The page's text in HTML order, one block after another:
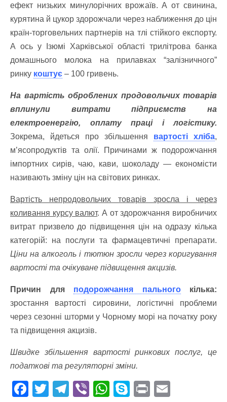
ефект низьких минулорічних врожаїв. А от свинина,
курятина й цукор здорожчали через наближення до цін
країн-торговельних партнерів на тлі стійкого експорту.
А ось у Ізюмі Харківської області трилітрова банка
домашнього молока на прилавках “залізничного”
ринку коштує – 100 гривень.
На вартість оброблених продовольчих товарів
вплинули витрати підприємств на
електроенергію, оплату праці і логістику.
Зокрема, йдеться про збільшення вартості хліба,
м’ясопродуктів та олії. Причинами ж подорожчання
імпортних сирів, чаю, кави, шоколаду — економісти
називають зміну цін на світових ринках.
Вартість непродовольчих товарів зросла і через
коливання курсу валют. А от здорожчання виробничих
витрат призвело до підвищення цін на одразу кілька
категорій: на послуги та фармацевтичні препарати.
Ціни на алкоголь і тютюн зросли через коригування
вартості та очікуване підвищення акцизів.
Причин для подорожчання пальногокілька:
зростання вартості сировини, логістичні проблеми
через сезонні шторми у Чорному морі на початку року
та підвищення акцизів.
Швидке збільшення вартості ринкових послуг, це
податкові та регуляторні зміни.
F T T Vi W S Pr